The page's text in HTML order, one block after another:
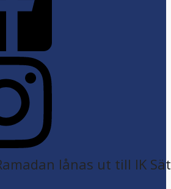
lånas ut till IK